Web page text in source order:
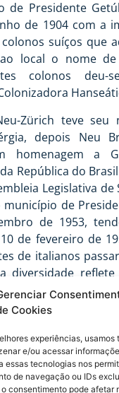
Cookies
experiências,
e/ou acessar
essas tecnologias nos
de navegação ou IDs
consentimento pode afetar
de Presidente
de 1904 com a
suíços que
local o nome de
colonos deu-
Zürich teve seu
depois Neu
homenagem a
República do
Legislativa de
de
de 1953,
de fevereiro de
de italianos
diversidade
onde a maioria
pequenos
nesta
seria Monte
o próximo a